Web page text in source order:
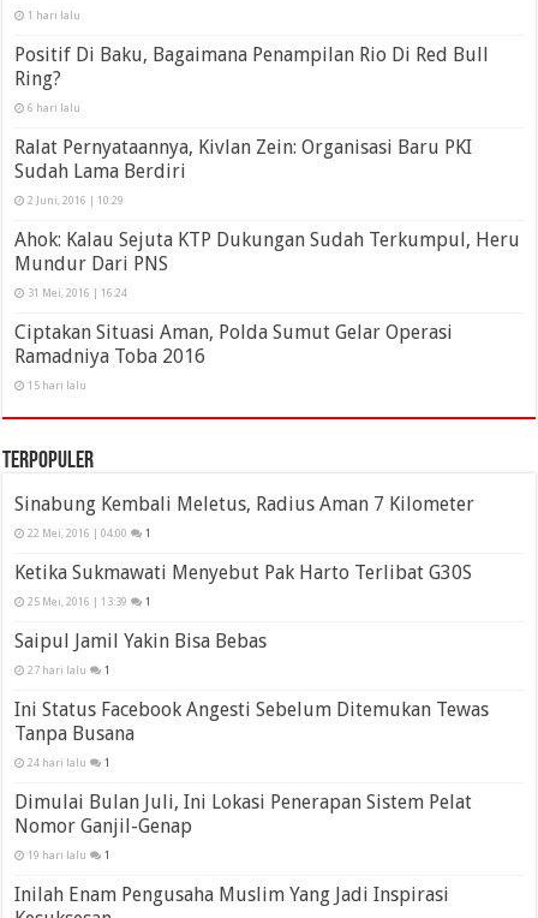
1 hari lalu
Positif Di Baku, Bagaimana Penampilan Rio Di Red Bull
Ring?
6 hari lalu
Ralat Pernyataannya, Kivlan Zein: Organisasi Baru PKI
Sudah Lama Berdiri
2 Juni, 2016 | 10:29
Ahok: Kalau Sejuta KTP Dukungan Sudah Terkumpul, Heru
Mundur Dari PNS
31 Mei, 2016 | 16:24
Ciptakan Situasi Aman, Polda Sumut Gelar Operasi
Ramadniya Toba 2016
15 hari lalu
Terpopuler
Sinabung Kembali Meletus, Radius Aman 7 Kilometer
22 Mei, 2016 | 04:00 1
Ketika Sukmawati Menyebut Pak Harto Terlibat G30S
25 Mei, 2016 | 13:39 1
Saipul Jamil Yakin Bisa Bebas
27 hari lalu 1
Ini Status Facebook Angesti Sebelum Ditemukan Tewas
Tanpa Busana
24 hari lalu 1
Dimulai Bulan Juli, Ini Lokasi Penerapan Sistem Pelat
Nomor Ganjil-Genap
19 hari lalu 1
Inilah Enam Pengusaha Muslim Yang Jadi Inspirasi